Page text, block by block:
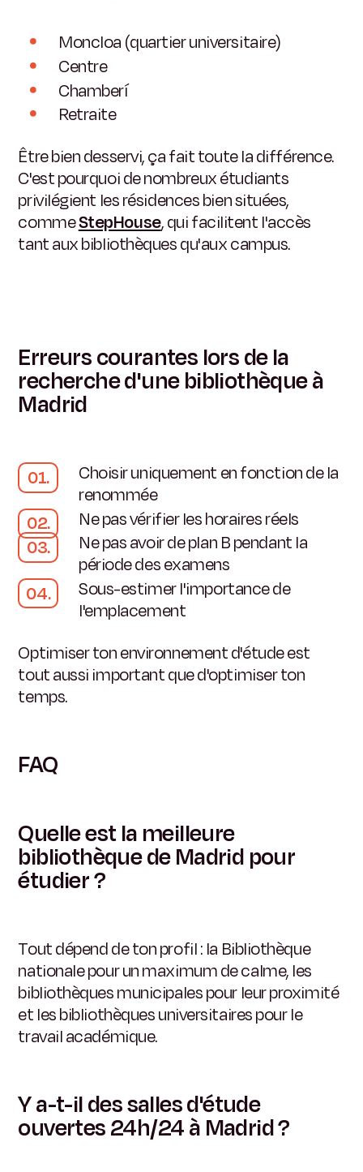
Moncloa (quartier universitaire)
Centre
Chamberí
Retraite
Être bien desservi, ça fait toute la différence.
C'est pourquoi de nombreux étudiants
privilégient les résidences bien situées,
commeStepHouse, qui facilitent l'accès
tant aux bibliothèques qu'aux campus.
Erreurs courantes lors de la
recherche d'une bibliothèque à
Madrid
Choisir uniquement en fonction de la
renommée
Ne pas vérifier les horaires réels
Ne pas avoir de plan B pendant la
période des examens
Sous-estimer l'importance de
l'emplacement
Optimiser ton environnement d'étude est
tout aussi important que d'optimiser ton
temps.
FAQ
Quelle est la meilleure
bibliothèque de Madrid pour
étudier ?
Tout dépend de ton profil : la Bibliothèque
nationale pour un maximum de calme, les
bibliothèques municipales pour leur proximité
et les bibliothèques universitaires pour le
travail académique.
Y a-t-il des salles d'étude
ouvertes 24h/24 à Madrid ?